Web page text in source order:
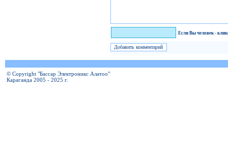
Если Вы человек -
© Copyright "Бассар Электроникс Алатоо"
Караганда 2005 - 2025 г.